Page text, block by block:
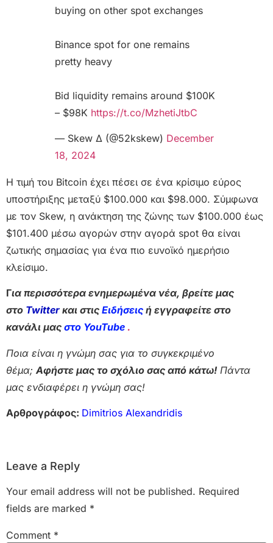
buying on other spot exchanges
Binance spot for one remains
pretty heavy
Bid liquidity remains around $100K
– $98K https://t.co/MzhetiJtbC
— Skew Δ (@52kskew) December
18, 2024
Η τιμή του Bitcoin έχει πέσει σε ένα κρίσιμο εύρος
υποστήριξης μεταξύ $100.000 και $98.000. Σύμφωνα
με τον Skew, η ανάκτηση της ζώνης των $100.000 έως
$101.400 μέσω αγορών στην αγορά spot θα είναι
ζωτικής σημασίας για ένα πιο ευνοϊκό ημερήσιο
κλείσιμο.
Για περισσότερα ενημερωμένα νέα, βρείτε μας
στο Twitter και στις Ειδήσεις ή εγγραφείτε στο
κανάλι μας στο YouTube .
Ποια είναι η γνώμη σας για το συγκεκριμένο
θέμα; Αφήστε μας το σχόλιο σας από κάτω! Πάντα
μας ενδιαφέρει η γνώμη σας!
Αρθρογράφος: Dimitrios Alexandridis
Leave a Reply
Your email address will not be published. Required
fields are marked *
Comment *